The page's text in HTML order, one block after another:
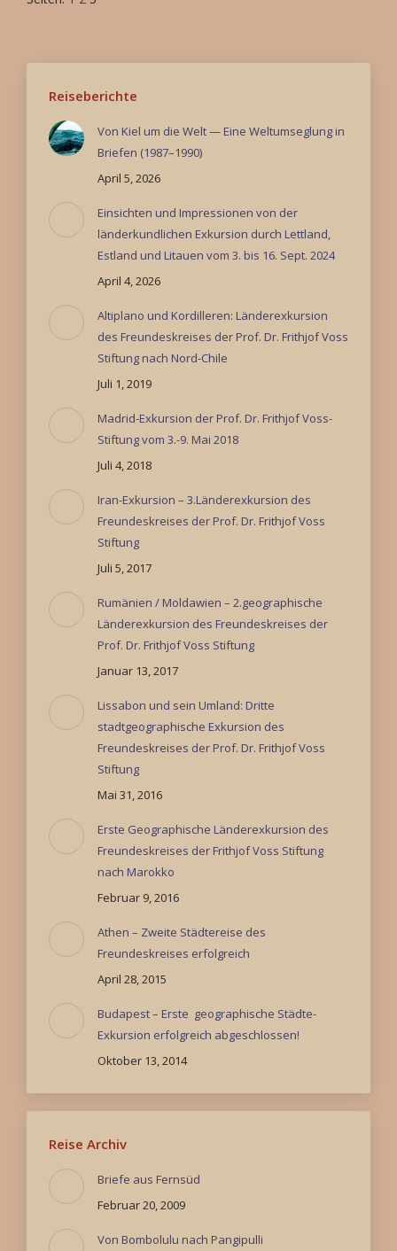
Reiseberichte
Von Kiel um die Welt — Eine Weltumseglung in
Briefen (1987–1990)
April 5, 2026
Einsichten und Impressionen von der
länderkundlichen Exkursion durch Lettland,
Estland und Litauen vom 3. bis 16. Sept. 2024
April 4, 2026
Altiplano und Kordilleren: Länderexkursion
des Freundeskreises der Prof. Dr. Frithjof Voss
Stiftung nach Nord-Chile
Juli 1, 2019
Madrid-Exkursion der Prof. Dr. Frithjof Voss-
Stiftung vom 3.-9. Mai 2018
Juli 4, 2018
Iran-Exkursion – 3.Länderexkursion des
Freundeskreises der Prof. Dr. Frithjof Voss
Stiftung
Juli 5, 2017
Rumänien / Moldawien – 2.geographische
Länderexkursion des Freundeskreises der
Prof. Dr. Frithjof Voss Stiftung
Januar 13, 2017
Lissabon und sein Umland: Dritte
stadtgeographische Exkursion des
Freundeskreises der Prof. Dr. Frithjof Voss
Stiftung
Mai 31, 2016
Erste Geographische Länderexkursion des
Freundeskreises der Frithjof Voss Stiftung
nach Marokko
Februar 9, 2016
Athen – Zweite Städtereise des
Freundeskreises erfolgreich
April 28, 2015
Budapest – Erste geographische Städte-
Exkursion erfolgreich abgeschlossen!
Oktober 13, 2014
Reise Archiv
Briefe aus Fernsüd
Februar 20, 2009
Von Bombolulu nach Pangipulli